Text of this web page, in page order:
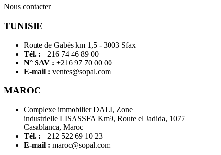
Nous contacter
TUNISIE
Route de Gabès km 1,5 - 3003 Sfax
Tél. : +216 74 46 89 00
N° SAV : +216 97 70 00 00
E-mail : ventes@sopal.com
MAROC
Complexe immobilier DALI, Zone
industrielle LISASSFA Km9, Route el Jadida, 1077
Casablanca, Maroc
Tél. : +212 522 69 10 23
E-mail : maroc@sopal.com